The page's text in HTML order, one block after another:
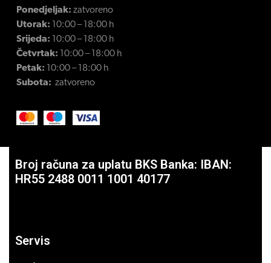
Ponedjeljak: zatvoreno
Utorak: 10:00 – 18:00 h
Srijeda: 10:00 – 18:00 h
Četvrtak: 10:00 – 18:00 h
Petak: 10:00 – 18:00 h
Subota: zatvoreno
Broj računa za uplatu BKS Banka: IBAN:
HR55 2488 0011 1001 40177
Servis